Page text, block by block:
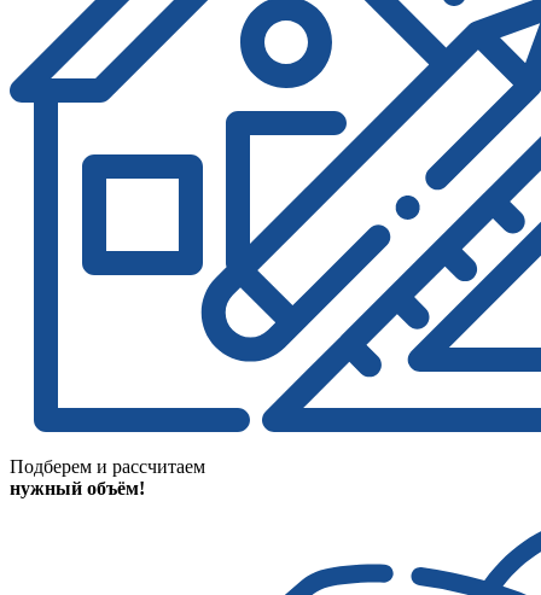
Подберем и рассчитаем
нужный объём!